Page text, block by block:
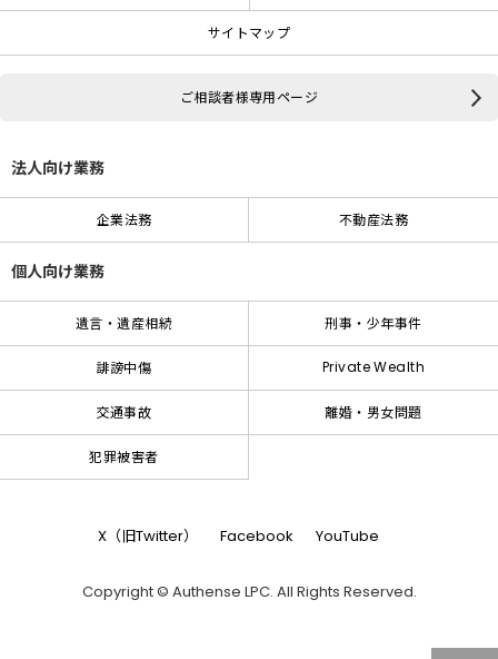
サイトマップ
ご相談者様専用ページ
法人向け業務
企業法務 不動産法務
個人向け業務
遺言・遺産相続 刑事・少年事件
誹謗中傷 Private Wealth
交通事故 離婚・男女問題
犯罪被害者
X（旧Twitter） Facebook YouTube
Copyright © Authense LPC. All Rights Reserved.